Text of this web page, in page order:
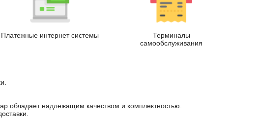
Платежные интернет системы
Терминалы
самообслуживания
обладает надлежащим качеством и комплектностью.